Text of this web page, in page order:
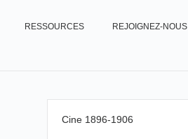
RESSOURCES REJOIGNEZ-NOUS
Cine 1896-1906